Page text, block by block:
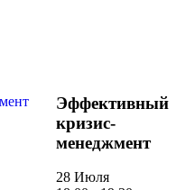
Эффективный
кризис-
менеджмент
28 Июля